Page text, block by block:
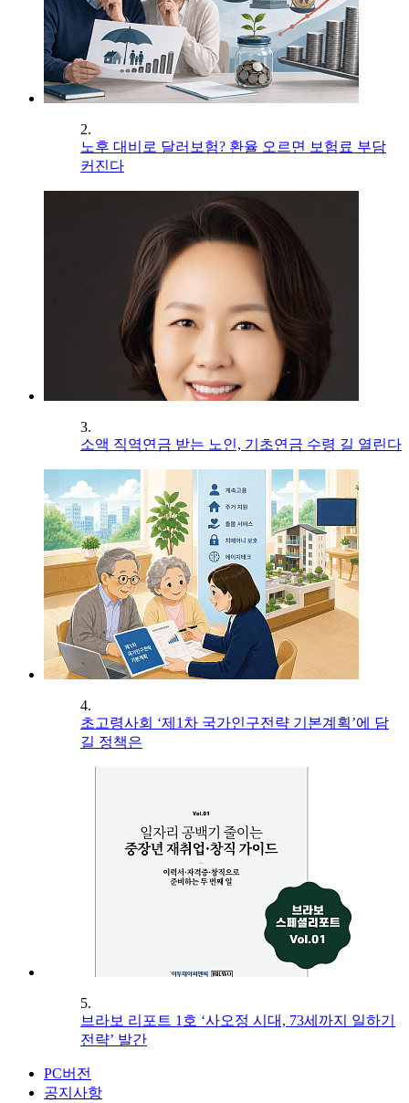
2.
노후 대비로 달러보험? 환율 오르면 보험료 부담
커진다
3.
소액 직역연금 받는 노인, 기초연금 수령 길 열린다
4.
초고령사회 ‘제1차 국가인구전략 기본계획’에 담
길 정책은
5.
브라보 리포트 1호 ‘사오정 시대, 73세까지 일하기
전략’ 발간
PC버전
공지사항